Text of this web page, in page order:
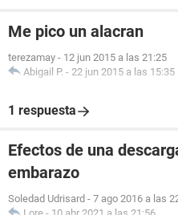
Me pico un alacran
terezamay - 12 jun 2015 a las 21:25
Abigail P. - 22 jun 2015 a las 15:35
1 respuesta
Efectos de una
embarazo
Soledad Udrisard - 7 ago 2016 a las